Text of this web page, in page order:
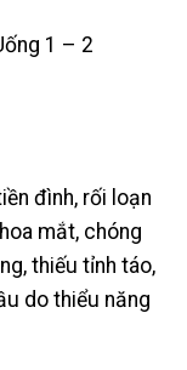
1 – 2
đình, rối loạn
mắt, chóng
thiếu tỉnh táo,
do thiểu năng